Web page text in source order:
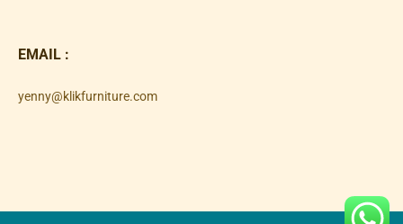
EMAIL :
yenny@klikfurniture.com